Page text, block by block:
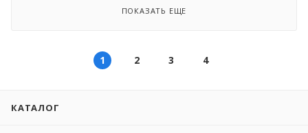
ПОКАЗАТЬ ЕЩЕ
1 2 3 4
КАТАЛОГ